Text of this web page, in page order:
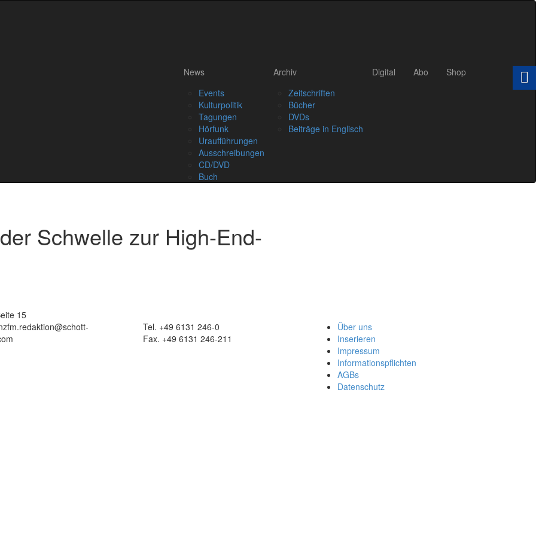
News
Events
Kulturpolitik
Tagungen
Hörfunk
Uraufführungen
Ausschreibungen
CD/DVD
Buch
Archiv
Zeitschriften
Bücher
DVDs
Beiträge in Englisch
Digital Abo Shop
Schwelle zur High-End-
15
Tel. +49 6131 246-0
Fax. +49 6131 246-211
Über uns
Inserieren
Impressum
Informationspflichten
AGBs
Datenschutz